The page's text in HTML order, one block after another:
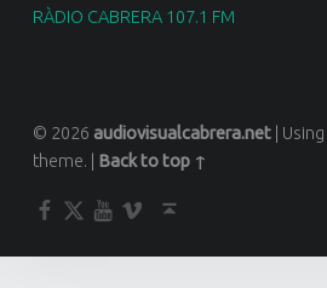
RÀDIO CABRERA 107.1 FM
© 2026 audiovisualcabrera.net Using
theme.
Back to top ↑
Facebook
TwitterYouTube
Vimeo